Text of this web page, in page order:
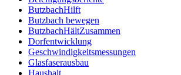
ButzbachHilft
Butzbach bewegen
ButzbachHältZusammen
Dorfentwicklung
Geschwindigkeitsmessungen
Glasfaserausbau